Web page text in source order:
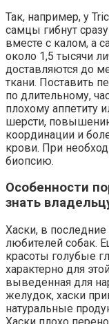
Так, например, у
самцы гибнут
вместе с калом, а
около 1,5 тысячи
доставляются до
ткани. Поставить
по длительному,
плохому аппетиту
шерсти,
координации и
крови. При
биопсию.
Особенности
знать
Хаски, в
любителей собак.
красоты голубые
характерно для
выведенная для
желудок, хаски
натуральные